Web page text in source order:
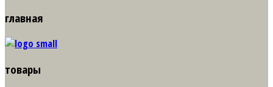
главная
товары